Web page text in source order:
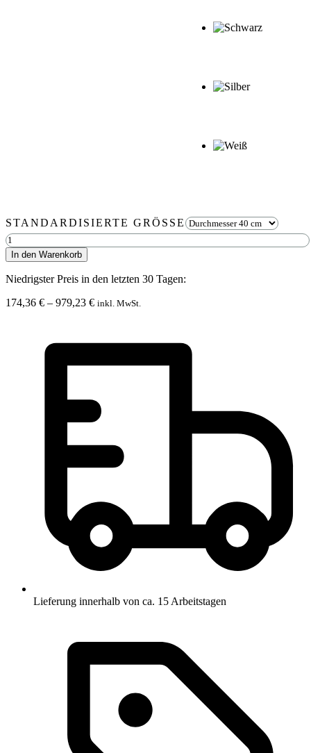
STANDARDISIERTE GRÖSSE
Moosbild
Rund
BEMOSS®
ORTHO
TELDE
Menge
In den Warenkorb
Niedrigster Preis in den letzten 30 Tagen:
174,36 € – 979,23 €Preisspanne:
inkl. MwSt.
Lieferung innerhalb von ca. 15 Arbeitstagen